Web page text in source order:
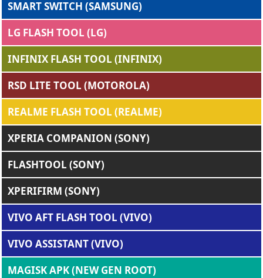
SMART SWITCH (SAMSUNG)
LG FLASH TOOL (LG)
INFINIX FLASH TOOL (INFINIX)
RSD LITE TOOL (MOTOROLA)
REALME FLASH TOOL (REALME)
XPERIA COMPANION (SONY)
FLASHTOOL (SONY)
XPERIFIRM (SONY)
VIVO AFT FLASH TOOL (VIVO)
VIVO ASSISTANT (VIVO)
MAGISK APK (NEW GEN ROOT)